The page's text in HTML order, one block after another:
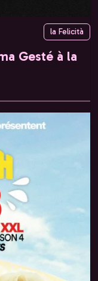
la Felicità
Gesté à la